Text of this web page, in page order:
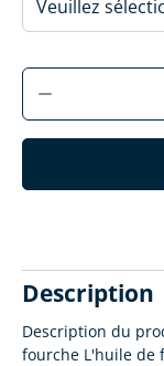
Produkt
Description
Description du
fourche L'huile de